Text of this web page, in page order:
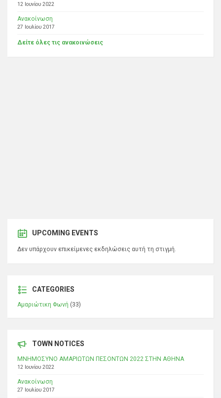
12 Ιουνίου 2022
Ανακοίνωση
27 Ιουλίου 2017
Δείτε όλες τις ανακοινώσεις
UPCOMING EVENTS
Δεν υπάρχουν επικείμενες εκδηλώσεις αυτή τη στιγμή.
CATEGORIES
Αμαριώτικη Φωνή (33)
TOWN NOTICES
ΜΝΗΜΟΣΥΝΟ ΑΜΑΡΙΩΤΩΝ ΠΕΣΟΝΤΩΝ 2022 ΣΤΗΝ ΑΘΗΝΑ
12 Ιουνίου 2022
Ανακοίνωση
27 Ιουλίου 2017